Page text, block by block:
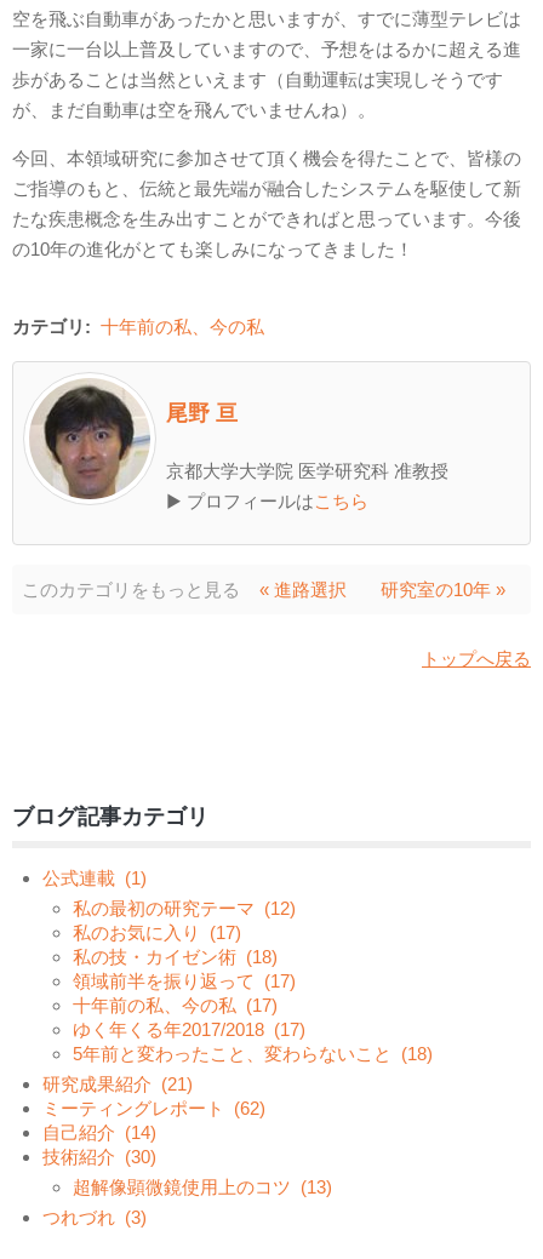
空を飛ぶ自動車があったかと思いますが、すでに薄型テレビは
一家に一台以上普及していますので、予想をはるかに超える進
歩があることは当然といえます（自動運転は実現しそうです
が、まだ自動車は空を飛んでいませんね）。
今回、本領域研究に参加させて頂く機会を得たことで、皆様の
ご指導のもと、伝統と最先端が融合したシステムを駆使して新
たな疾患概念を生み出すことができればと思っています。今後
の10年の進化がとても楽しみになってきました！
カテゴリ: 十年前の私、今の私
尾野 亘
京都大学大学院 医学研究科 准教授
▶ プロフィールはこちら
このカテゴリをもっと見る « 進路選択 研究室の10年 »
トップへ戻る
ブログ記事カテゴリ
公式連載 (1)
私の最初の研究テーマ (12)
私のお気に入り
(17)
私の技・カイゼン術 (18)
領域前半を振り返って
(17)
十年前の私、今の私 (17)
ゆく年くる年2017/2018 (17)
5年前と変わったこと、変わらないこと
(18)
研究成果紹介 (21)
ミーティングレポート
(62)
自己紹介 (14)
技術紹介 (30)
超解像顕微鏡使用上のコツ (13)
つれづれ (3)